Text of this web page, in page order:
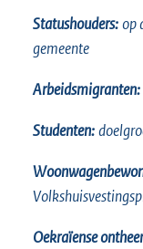
Statushouders:op
gemeente
Arbeidsmigranten:
Studenten:
Oekraïense